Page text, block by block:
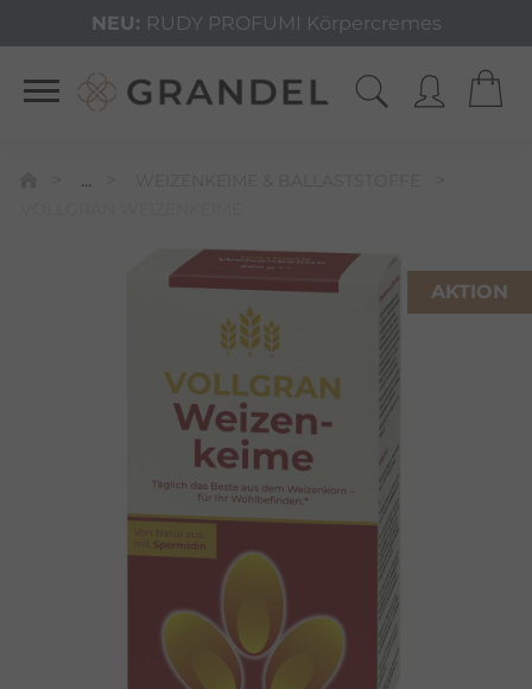
NEU: RUDY PROFUMI Körpercremes
...
AKTION